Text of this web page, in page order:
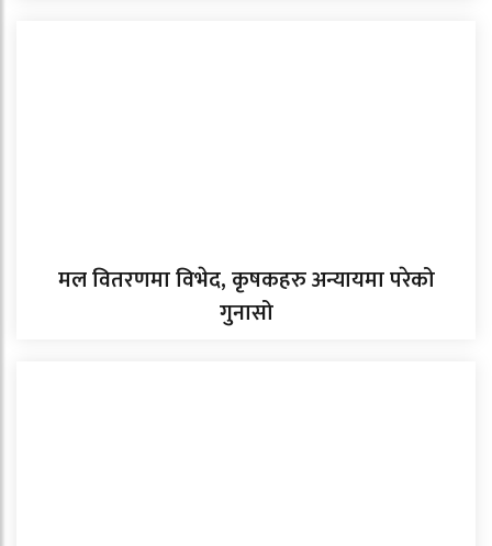
मल वितरणमा विभेद, कृषकहरु अन्यायमा परेको
गुनासो